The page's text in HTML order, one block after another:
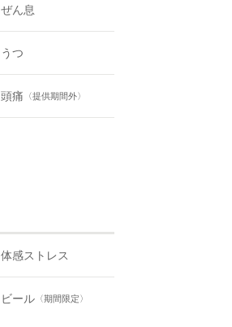
ぜん息
うつ
頭痛 〈提供期間外〉
体感ストレス
ビール 〈期間限定〉